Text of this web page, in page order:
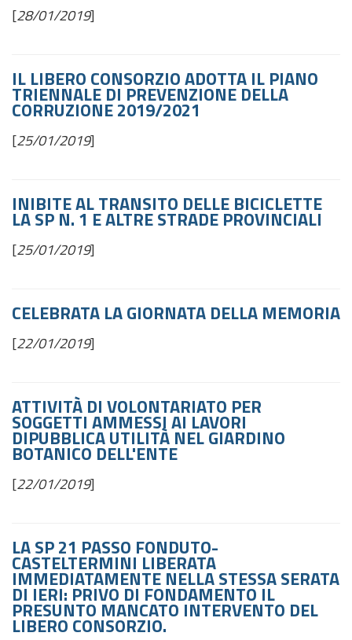
[28/01/2019]
IL LIBERO CONSORZIO ADOTTA IL PIANO
TRIENNALE DI PREVENZIONE DELLA
CORRUZIONE 2019/2021
[25/01/2019]
INIBITE AL TRANSITO DELLE BICICLETTE
LA SP N. 1 E ALTRE STRADE PROVINCIALI
[25/01/2019]
CELEBRATA LA GIORNATA DELLA MEMORIA
[22/01/2019]
ATTIVITÀ DI VOLONTARIATO PER
SOGGETTI AMMESSI AI LAVORI
DIPUBBLICA UTILITÀ NEL GIARDINO
BOTANICO DELL'ENTE
[22/01/2019]
LA SP 21 PASSO FONDUTO-
CASTELTERMINI LIBERATA
IMMEDIATAMENTE NELLA STESSA SERATA
DI IERI: PRIVO DI FONDAMENTO IL
PRESUNTO MANCATO INTERVENTO DEL
LIBERO CONSORZIO.